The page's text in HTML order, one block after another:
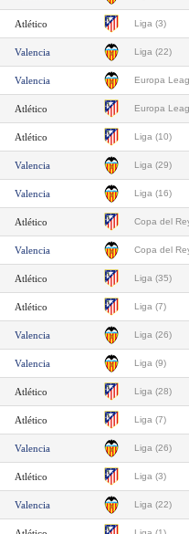
Atlético Liga (3)
Valencia Liga (22)
Valencia Europa
Atlético Europa
Atlético Liga (10)
Valencia Liga (29)
Valencia Liga (16)
Atlético Copa del
Valencia Copa del
Atlético Liga (35)
Atlético Liga (7)
Valencia Liga (26)
Valencia Liga (9)
Atlético Liga (28)
Atlético Liga (7)
Valencia Liga (26)
Atlético Liga (3)
Valencia Liga (22)